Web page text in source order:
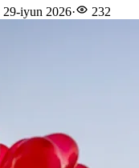
29-iyun 2026· 232